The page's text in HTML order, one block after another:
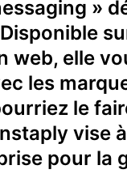
»
web, elle
les
le
vise
pour la